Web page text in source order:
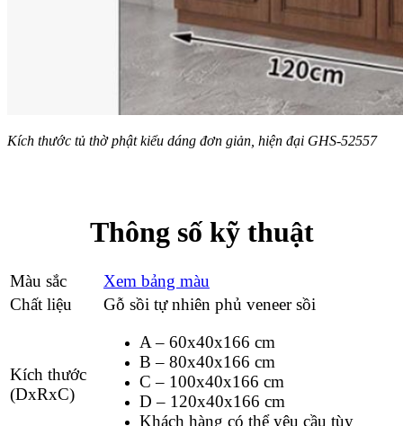
Kích thước tủ thờ phật kiểu dáng đơn giản, hiện đại GHS-52557
Thông số kỹ thuật
Màu sắc
Xem bảng màu
Chất liệu
Gỗ sồi tự nhiên phủ veneer sồi
Kích thước
(DxRxC)
A – 60x40x166 cm
B – 80x40x166 cm
C – 100x40x166 cm
D – 120x40x166 cm
Khách hàng có thể yêu cầu tùy